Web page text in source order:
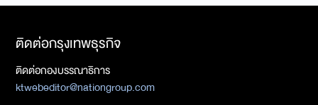
ติดต่อกรุงเทพธุรกิจ
ติดต่อกองบรรณาธิการ
ktwebeditor@nationgroup.com